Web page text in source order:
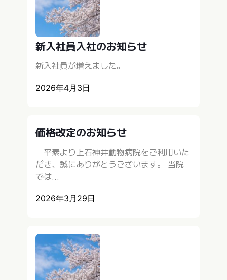
新入社員入社のお知らせ
新入社員が増えました。
2026年4月3日
価格改定のお知らせ
平素より上石神井動物病院をご利用いた
だき、誠にありがとうございます。 当院
では...
2026年3月29日